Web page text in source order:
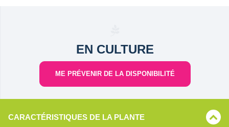
EN CULTURE
ME PRÉVENIR DE LA DISPONIBILITÉ
CARACTÉRISTIQUES DE LA PLANTE